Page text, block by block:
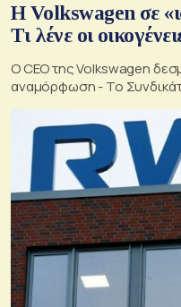
Η Volkswagen σε
Τι λένε οι
Ο CEO της Volkswagen
αναμόρφωση - Το